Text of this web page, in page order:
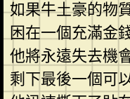
如果牛土豪的物
困在一個充滿金
他將永遠失去機
剩下最後一個可